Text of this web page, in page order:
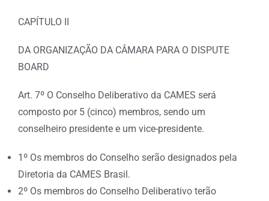
CAPÍTULO II
DA ORGANIZAÇÃO DA CÂMARA PARA O DISPUTE
BOARD
Art. 7º O Conselho Deliberativo da CAMES será
composto por 5 (cinco) membros, sendo um
conselheiro presidente e um vice-presidente.
1º Os membros do Conselho serão designados pela
Diretoria da CAMES Brasil.
2º Os membros do Conselho Deliberativo terão